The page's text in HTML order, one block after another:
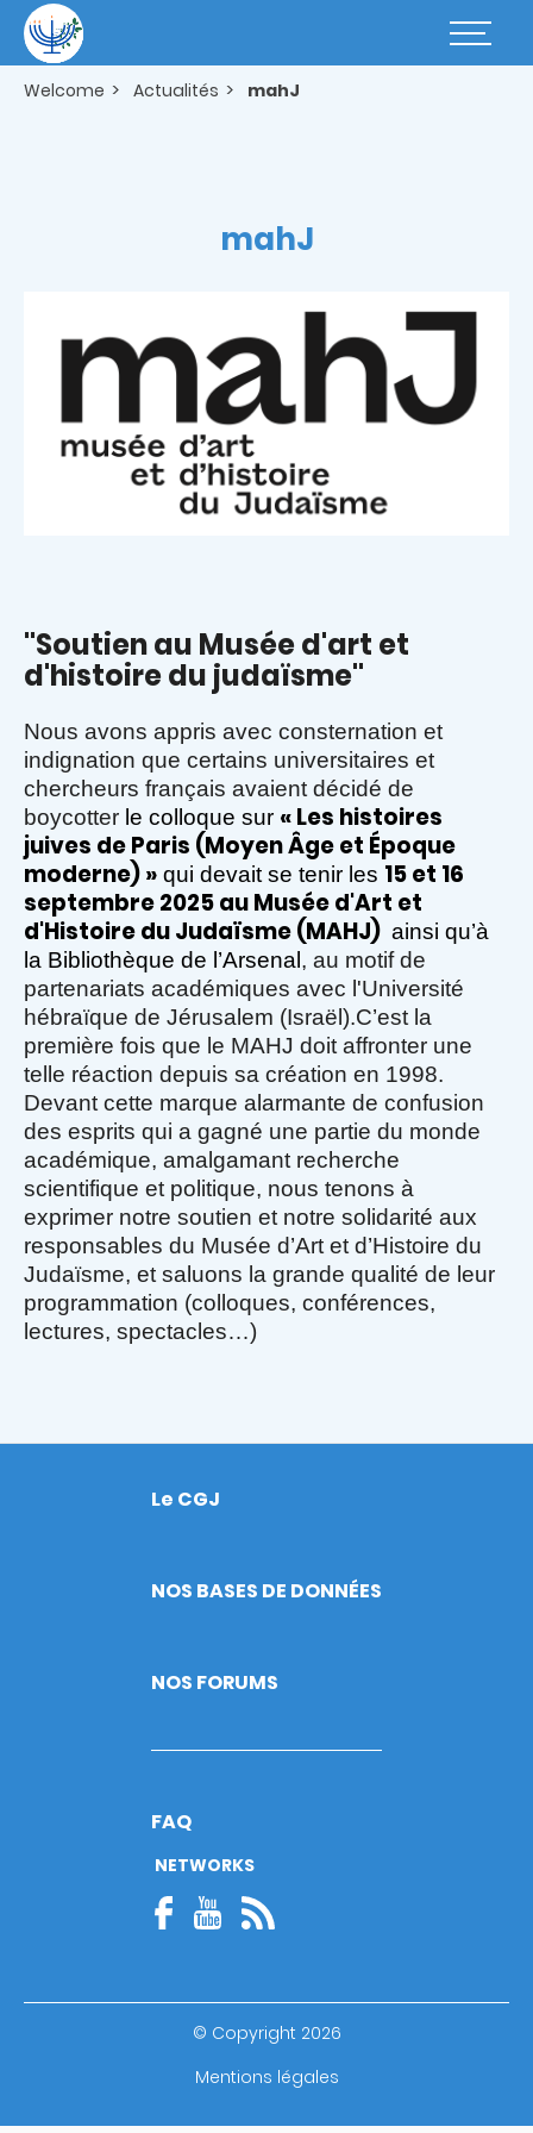
main
content
Basculer
Welcome Actualités mahJ
mahJ
"Soutien au Musée d'art et
d'histoire du judaïsme"
Nous avons appris avec consternation et
indignation que certains universitaires et
chercheurs français avaient décidé de
boycotter le colloque sur « Les histoires
juives de Paris (Moyen Âge et Époque
moderne) » qui devait se tenir les 15 et 16
septembre 2025 au Musée d'Art et
d'Histoire du Judaïsme (MAHJ) ainsi qu’à
la Bibliothèque de l’Arsenal , au motif de
partenariats académiques avec l'Université
hébraïque de Jérusalem (Israël).C’est la
première fois que le MAHJ doit affronter une
telle réaction depuis sa création en 1998.
Devant cette marque alarmante de confusion
des esprits qui a gagné une partie du monde
académique, amalgamant recherche
scientifique et politique, nous tenons à
exprimer notre soutien et notre solidarité aux
responsables du Musée d’Art et d’Histoire du
Judaïsme, et saluons la grande qualité de leur
programmation (colloques, conférences,
lectures, spectacles…)
Footer
Le CGJ
NOS BASES DE DONNÉES
NOS FORUMS
FAQ
NETWORKS
© Copyright 2026
Mentions légales